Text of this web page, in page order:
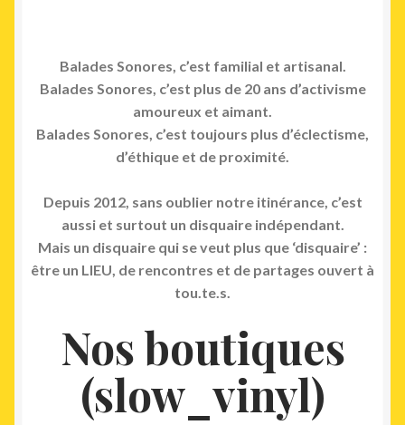
Balades Sonores, c’est familial et artisanal.
Balades Sonores, c’est plus de 20 ans d’activisme
amoureux et aimant.
Balades Sonores, c’est toujours plus d’éclectisme,
d’éthique et de proximité.
Depuis 2012, sans oublier notre itinérance, c’est
aussi et surtout un disquaire indépendant.
Mais un disquaire qui se veut plus que ‘disquaire’ :
être un LIEU, de rencontres et de partages ouvert à
tou.te.s.
Nos boutiques
(slow_vinyl)